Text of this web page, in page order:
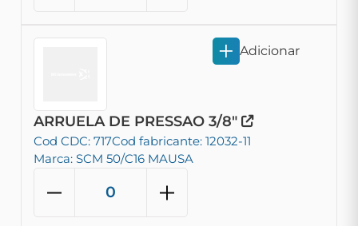
ARRUELA DE PRESSAO 3/8"
Cod CDC: 717Cod fabricante: 12032-11
Marca: SCM 50/C16 MAUSA
Adicionar